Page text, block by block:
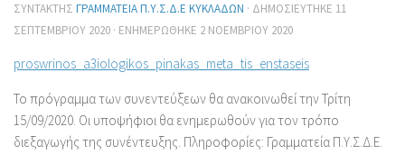
ΣΥΝΤΆΚΤΗΣ ΓΡΑΜΜΑΤΕΊΑ Π.Υ.Σ.Δ.Ε ΚΥΚΛΆΔΩΝ · ΔΗΜΟΣΙΕΎΤΗΚΕ 11
ΣΕΠΤΕΜΒΡΊΟΥ 2020 · ΕΝΗΜΕΡΏΘΗΚΕ 2 ΝΟΕΜΒΡΊΟΥ 2020
proswrinos_a3iologikos_pinakas_meta_tis_enstaseis
Το πρόγραμμα των συνεντεύξεων θα ανακοινωθεί την Τρίτη
15/09/2020. Οι υποψήφιοι θα ενημερωθούν για τον τρόπο
διεξαγωγής της συνέντευξης. Πληροφορίες: Γραμματεία Π.Υ.Σ.Δ.Ε.